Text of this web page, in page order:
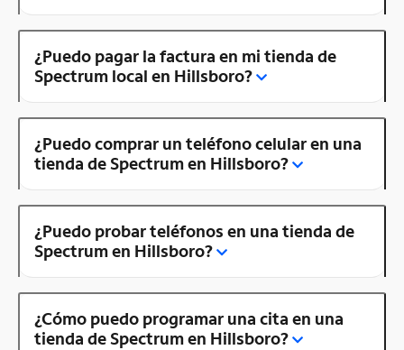
¿Puedo pagar la factura en mi tienda de
Spectrum local en Hillsboro?
¿Puedo comprar un teléfono celular en una
tienda de Spectrum en Hillsboro?
¿Puedo probar teléfonos en una tienda de
Spectrum en Hillsboro?
¿Cómo puedo programar una cita en una
tienda de Spectrum en Hillsboro?